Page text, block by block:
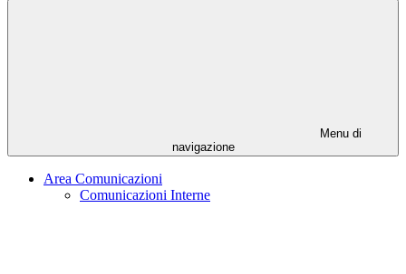
Menu di
navigazione
Area Comunicazioni
Comunicazioni Interne